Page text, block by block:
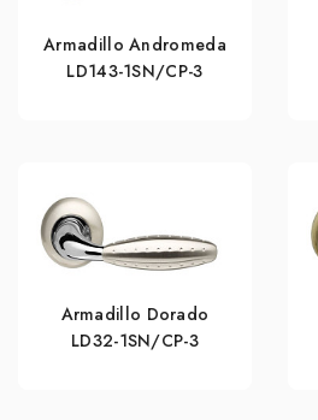
Armadillo Andromeda
LD143-1SN/CP-3
Armadillo Dorado
LD32-1SN/CP-3